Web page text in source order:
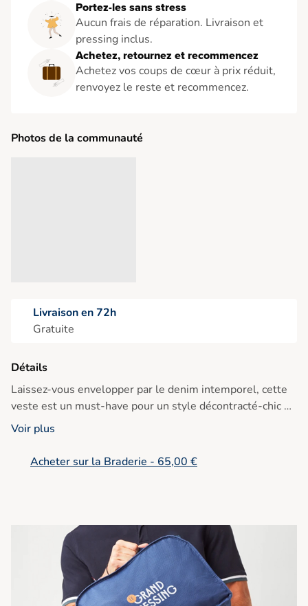
Portez-les sans stress
Aucun frais de réparation. Livraison et
pressing inclus.
Achetez, retournez et recommencez
Achetez vos coups de cœur à prix réduit,
renvoyez le reste et recommencez.
Photos de la communauté
Livraison en 72h
Gratuite
Détails
Laissez-vous envelopper par le denim intemporel, cette
veste est un must-have pour un style décontracté-chic en
toute saison. Parfait avec un t-shirt blanc et des
sneakers!
Voir plus
Acheter sur la Braderie - 65,00 €